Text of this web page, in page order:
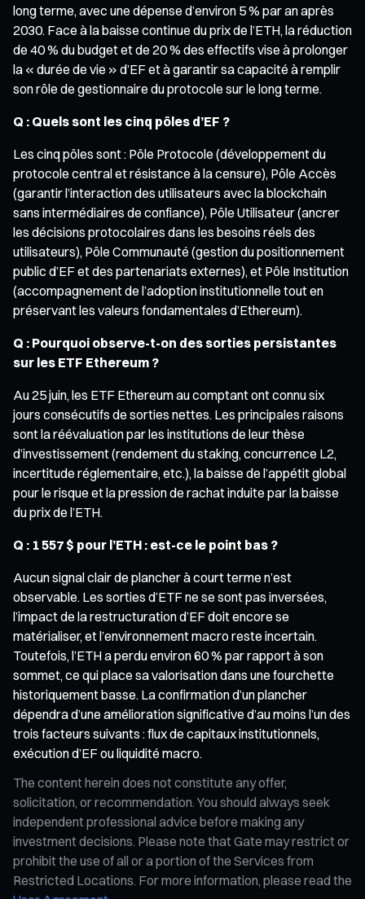
long terme, avec une dépense d’environ 5 % par an après
2030. Face à la baisse continue du prix de l’ETH, la réduction
de 40 % du budget et de 20 % des effectifs vise à prolonger
la « durée de vie » d’EF et à garantir sa capacité à remplir
son rôle de gestionnaire du protocole sur le long terme.
Q : Quels sont les cinq pôles d’EF ?
Les cinq pôles sont : Pôle Protocole (développement du
protocole central et résistance à la censure), Pôle Accès
(garantir l’interaction des utilisateurs avec la blockchain
sans intermédiaires de confiance), Pôle Utilisateur (ancrer
les décisions protocolaires dans les besoins réels des
utilisateurs), Pôle Communauté (gestion du positionnement
public d’EF et des partenariats externes), et Pôle Institution
(accompagnement de l’adoption institutionnelle tout en
préservant les valeurs fondamentales d’Ethereum).
Q : Pourquoi observe-t-on des sorties persistantes
sur les ETF Ethereum ?
Au 25 juin, les ETF Ethereum au comptant ont connu six
jours consécutifs de sorties nettes. Les principales raisons
sont la réévaluation par les institutions de leur thèse
d’investissement (rendement du staking, concurrence L2,
incertitude réglementaire, etc.), la baisse de l’appétit global
pour le risque et la pression de rachat induite par la baisse
du prix de l’ETH.
Q : 1 557 $ pour l’ETH : est-ce le point bas ?
Aucun signal clair de plancher à court terme n’est
observable. Les sorties d’ETF ne se sont pas inversées,
l’impact de la restructuration d’EF doit encore se
matérialiser, et l’environnement macro reste incertain.
Toutefois, l’ETH a perdu environ 60 % par rapport à son
sommet, ce qui place sa valorisation dans une fourchette
historiquement basse. La confirmation d’un plancher
dépendra d’une amélioration significative d’au moins l’un des
trois facteurs suivants : flux de capitaux institutionnels,
exécution d’EF ou liquidité macro.
The content herein does not constitute any offer,
solicitation, or recommendation. You should always seek
independent professional advice before making any
investment decisions. Please note that Gate may restrict or
prohibit the use of all or a portion of the Services from
Restricted Locations. For more information, please read the